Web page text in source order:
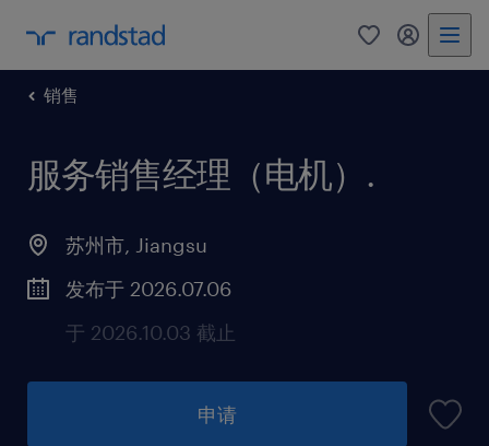
销售
服务销售经理（电机） .
苏州市, Jiangsu
发布于 2026.07.06
于 2026.10.03 截止
申请